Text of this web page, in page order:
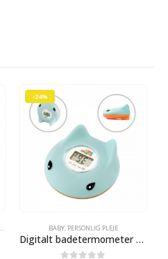
UDSTYR TIL GRAVIDE OG NYBAGTE MØDRE
-24%
BABY, PERSONLIG PLEJE
Digitalt badetermometer – lyseblå